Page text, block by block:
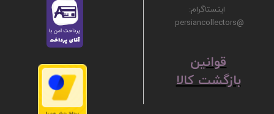
اینستاگرام:
@persiancollectors
ق​​​​​​​وانین
بازگشت کالا